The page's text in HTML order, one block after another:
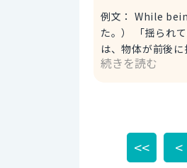
例文： While
た。） 「揺られているうちに」は、ここでは「while being rocked on the boat」で表しました。 「rock」
は、物体が前後に揺れ
ます。 例文： I started feeling nauseous as I was being rocked on the boat. （船に揺られるうちに気分が
続きを読む
<< <